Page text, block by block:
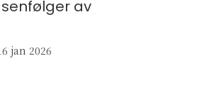
av
jan 2026